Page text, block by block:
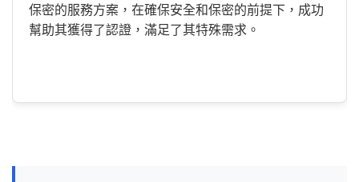
保密的服務方案，在確保安全和保密的前提下，成功
幫助其獲得了認證，滿足了其特殊需求。